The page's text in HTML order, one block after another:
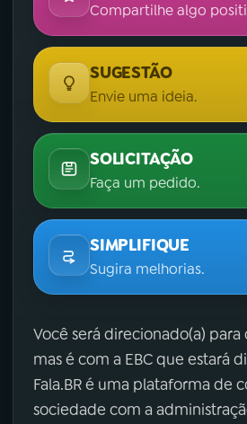
Compartilhe algo
SUGESTÃO
Envie uma ideia.
SOLICITAÇÃO
Faça um pedido.
SIMPLIFIQUE
Sugira melhorias.
Você será direcionado(a) para
mas é com a EBC que estará
Fala.BR é uma plataforma de
sociedade com a